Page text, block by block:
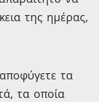
της ημέρας,
τα
τα οποία